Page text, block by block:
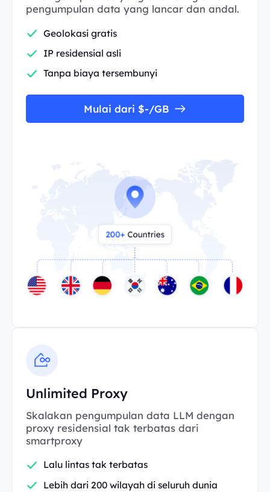
pengumpulan data yang lancar dan andal.
Geolokasi gratis
IP residensial asli
Tanpa biaya tersembunyi
Mulai dari $-/GB
Unlimited Proxy
Skalakan pengumpulan data LLM dengan
proxy residensial tak terbatas dari
smartproxy
Lalu lintas tak terbatas
Lebih dari 200 wilayah di seluruh dunia